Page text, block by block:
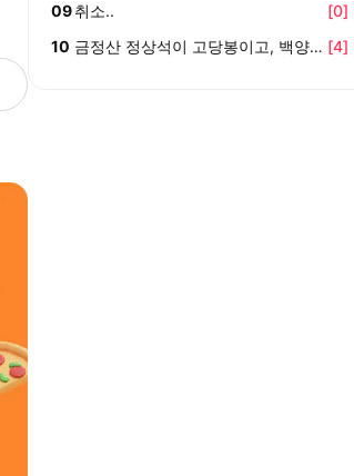
09취소.. [0]
10 금정산 정상석이 고당봉이고, 백양산 정
[4]